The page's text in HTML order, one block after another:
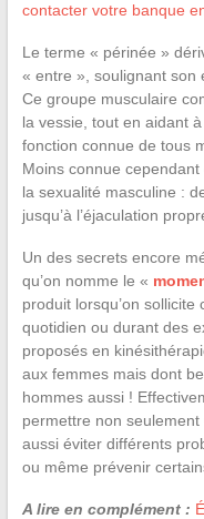
contacter votre banque
Le terme « périnée »
« entre », soulignant son
Ce groupe musculaire
la vessie, tout en aidant
fonction connue de tous
Moins connue
la sexualité masculine :
jusqu’à l’éjaculation
Un des secrets encore
qu’on nomme le «
produit lorsqu’on
quotidien ou durant des
proposés en
aux femmes mais dont
hommes aussi !
permettre non
aussi éviter différents
ou même prévenir
A lire en complément :